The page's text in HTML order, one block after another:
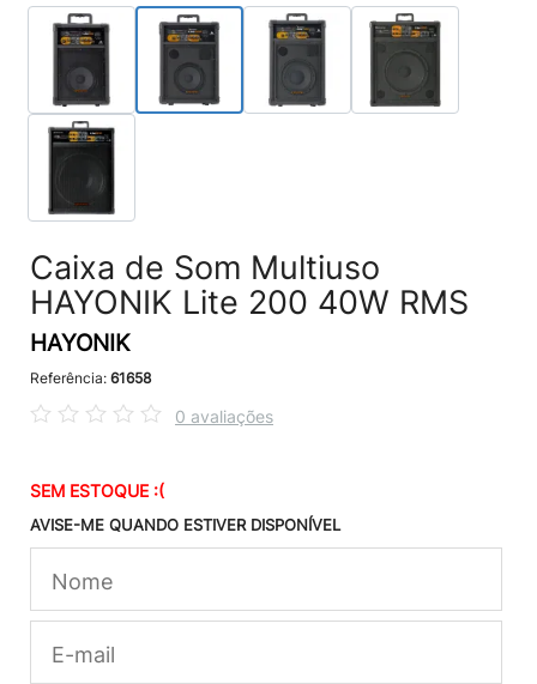
Caixa de Som Multiuso
HAYONIK Lite 200 40W RMS
HAYONIK
Referência: 61658
0 avaliações
SEM ESTOQUE :(
AVISE-ME QUANDO ESTIVER DISPONÍVEL